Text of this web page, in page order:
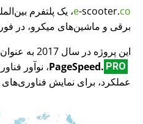
e-scooter.co
، یک پلتفرم
برقی و ماشین‌های میکرو، در فوریه 2026
این پروژه در سال 2017 به عنوان محیط نمایشی برای
PageSpeed. PRO
، نوآور
عملکرد، برای نمایش